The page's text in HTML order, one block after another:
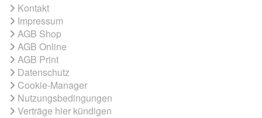
Kontakt
Impressum
AGB Shop
AGB Online
AGB Print
Datenschutz
Cookie-Manager
Nutzungsbedingungen
Verträge hier kündigen